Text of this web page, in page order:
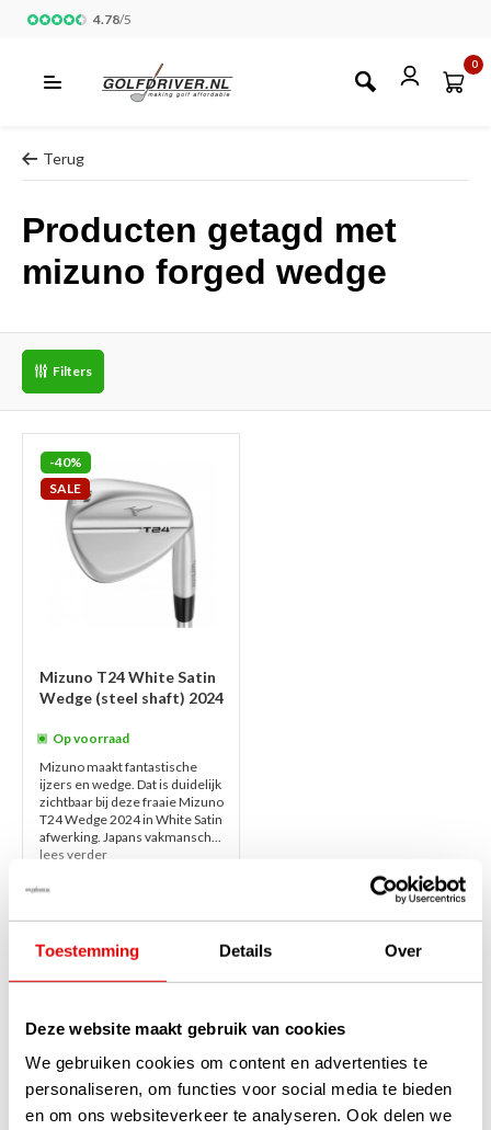
Toestemming Details Over
Deze website maakt gebruik van cookies
We gebruiken cookies om content en advertenties te
personaliseren, om functies voor social media te bieden
en om ons websiteverkeer te analyseren. Ook delen we
4.78/5
0
Terug
Producten getagd met
mizuno forged wedge
Filters
-40%
SALE
Mizuno T24 White Satin
Wedge (steel shaft) 2024
Op voorraad
Mizuno maakt fantastische
ijzers en wedge. Dat is duidelijk
zichtbaar bij deze fraaie Mizuno
T24 Wedge 2024 in White Satin
afwerking. Japans vakmansch...
lees verder
€139,00
Pagina 1 van 1